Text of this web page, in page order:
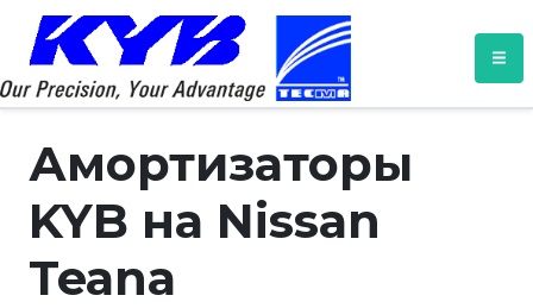
Амортизаторы
KYB на Nissan
Teana